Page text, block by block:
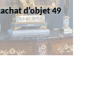
d'objet 49